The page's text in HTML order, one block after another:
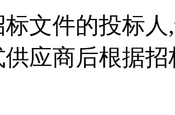
文件的投标
供应商后根据